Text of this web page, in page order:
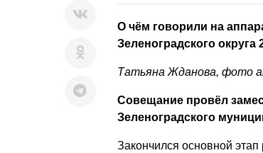
О чём говорили на
Зеленоградского округа
Татьяна Жданова, фото
Совещание провёл
Зеленоградского
Закончился основной